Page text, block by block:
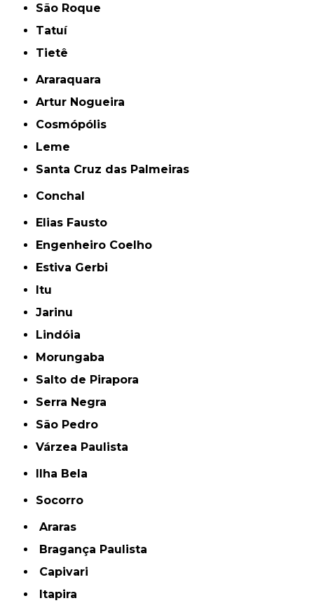
São Roque
Tatuí
Tietê
Araraquara
Artur Nogueira
Cosmópólis
Leme
Santa Cruz das Palmeiras
Conchal
Elias Fausto
Engenheiro Coelho
Estiva Gerbi
Itu
Jarinu
Lindóia
Morungaba
Salto de Pirapora
Serra Negra
São Pedro
Várzea Paulista
Ilha Bela
Socorro
Araras
Bragança Paulista
Capivari
Itapira